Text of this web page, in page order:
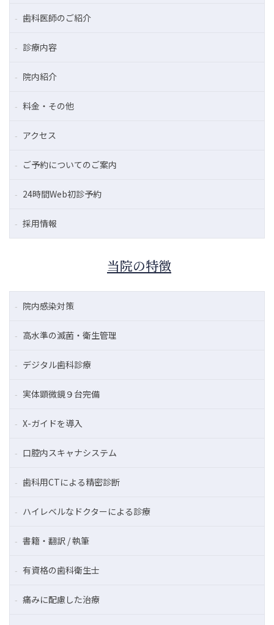
歯科医師のご紹介
診療内容
院内紹介
料金・その他
アクセス
ご予約についてのご案内
24時間Web初診予約
採用情報
当院の特徴
院内感染対策
高水準の滅菌・衛生管理
デジタル歯科診療
実体顕微鏡９台完備
X-ガイドを導入
口腔内スキャナシステム
歯科用CTによる精密診断
ハイレベルなドクターによる診療
書籍・翻訳 / 執筆
有資格の歯科衛生士
痛みに配慮した治療